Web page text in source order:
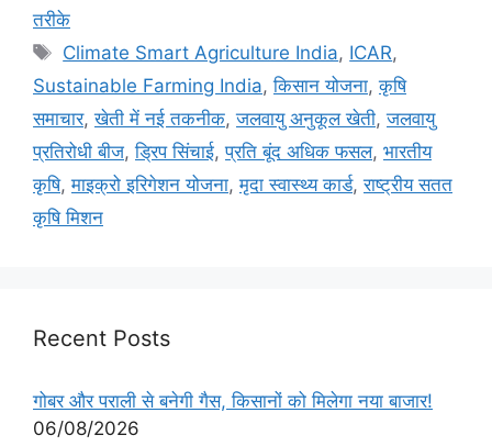
तरीके
Climate Smart Agriculture India, ICAR,
Sustainable Farming India,किसान योजना,कृषि
समाचार,खेती में नई तकनीक,जलवायु अनुकूल खेती,जलवायु
प्रतिरोधी बीज,ड्रिप सिंचाई,प्रति बूंद अधिक फसल, भारतीय
कृषि,माइक्रो इरिगेशन योजना,मृदा स्वास्थ्य कार्ड,राष्ट्रीय सतत
कृषि मिशन
Recent Posts
गोबर और पराली से बनेगी गैस, किसानों को मिलेगा नया बाजार!
06/08/2026